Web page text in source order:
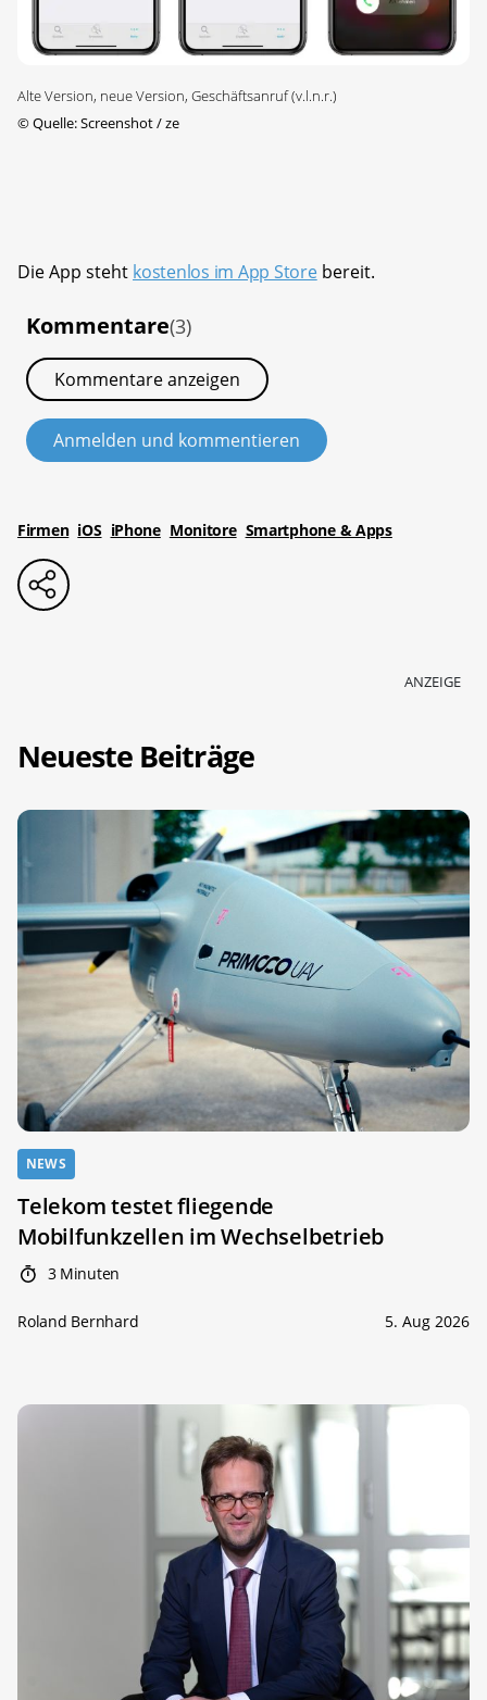
Alte Version, neue Version, Geschäftsanruf (v.l.n.r.)
©Quelle: Screenshot / ze
Die App steht kostenlos im App Storebereit.
Kommentare(3)
Kommentare anzeigen
Anmelden und kommentieren
Firmen iOS iPhone Monitore Smartphone & Apps
ANZEIGE
Neueste Beiträge
NEWS
Telekom testet fliegende
Mobilfunkzellen im Wechselbetrieb
3 Minuten
Roland Bernhard 5. Aug 2026